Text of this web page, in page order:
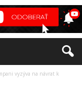
vyzýva na návrat k